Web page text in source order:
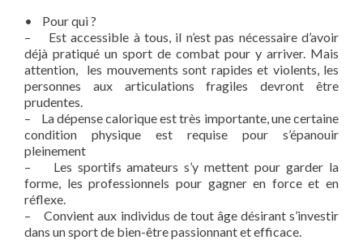
• Pour qui ?
– Est accessible à tous, il n’est pas nécessaire d’avoir
déjà pratiqué un sport de combat pour y arriver. Mais
attention, les mouvements sont rapides et violents, les
personnes aux articulations fragiles devront être
prudentes.
– La dépense calorique est très importante, une certaine
condition physique est requise pour s’épanouir
pleinement
– Les sportifs amateurs s’y mettent pour garder la
forme, les professionnels pour gagner en force et en
réflexe.
– Convient aux individus de tout âge désirant s’investir
dans un sport de bien-être passionnant et efficace.